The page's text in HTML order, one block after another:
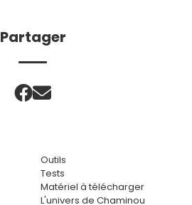
Partager
Outils
Tests
Matériel à télécharger
L'univers de Chaminou